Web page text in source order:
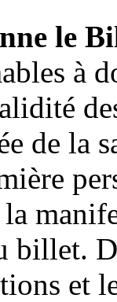
le
à
de la
la
billet.
et